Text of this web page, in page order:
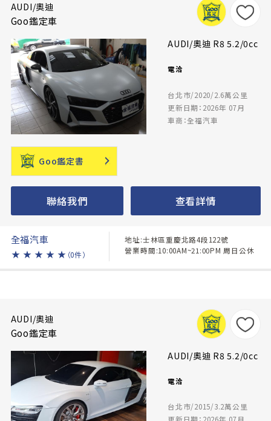
AUDI/奧迪
Goo鑑定車
AUDI/奧迪 R8 5.2/0cc
電洽
台北市/2020/2.6萬公里
更新日期：2026年 07月
車商：全福汽車
Goo鑑定書
聯絡我們 查看詳情
全福汽車
★ ★ ★ ★ ★ （0件）
地址:士林區重慶北路4段122號
營業時間:10:00AM~21:00PM 周日公休
AUDI/奧迪
Goo鑑定車
AUDI/奧迪 R8 5.2/0cc
電洽
台北市/2015/3.2萬公里